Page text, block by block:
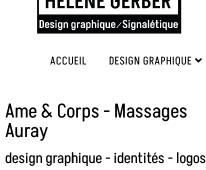
ACCUEIL DESIGN GRAPHIQUE
Ame & Corps - Massages
Auray
design graphique - identités - logos